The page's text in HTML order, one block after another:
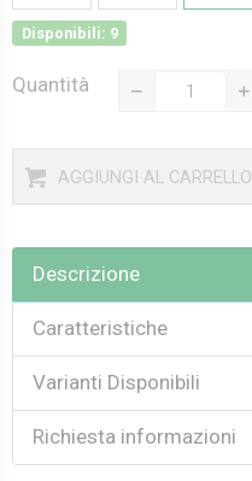
Disponibili: 9
Quantità
AGGIUNGI AL CARRELLO
Descrizione
Caratteristiche
Varianti Disponibili
Richiesta informazioni